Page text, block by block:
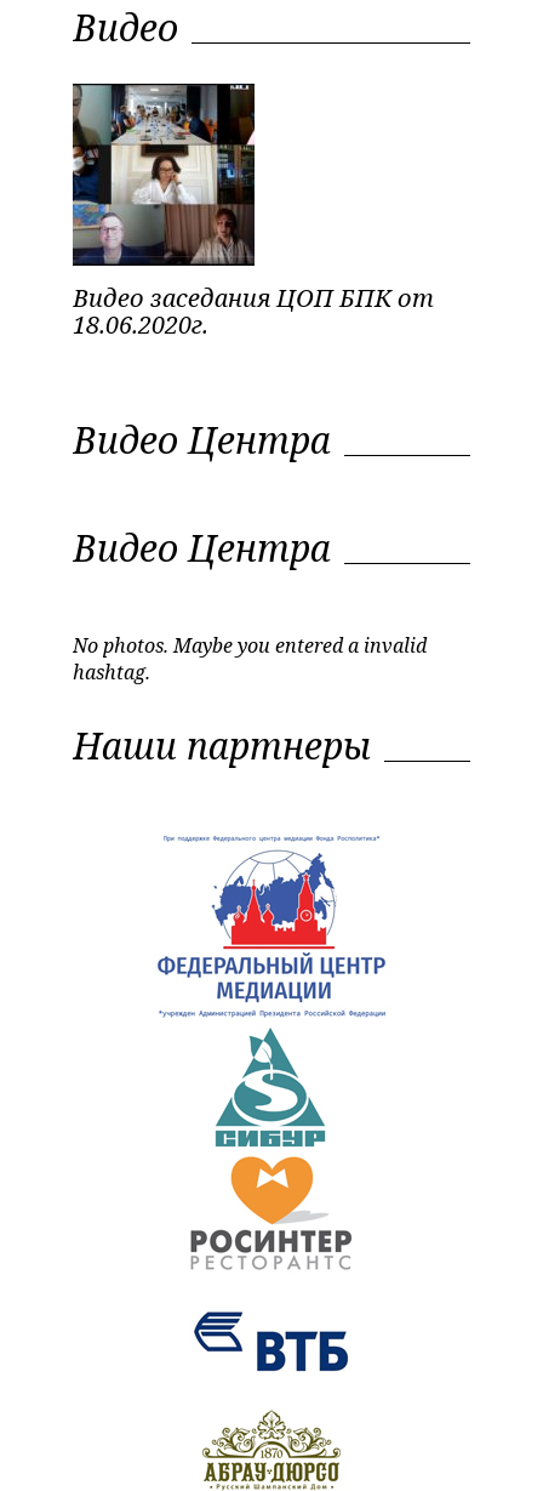
Видео
Видео заседания ЦОП БПК от
18.06.2020г.
Видео Центра
Видео Центра
No photos. Maybe you entered a invalid
hashtag.
Наши партнеры